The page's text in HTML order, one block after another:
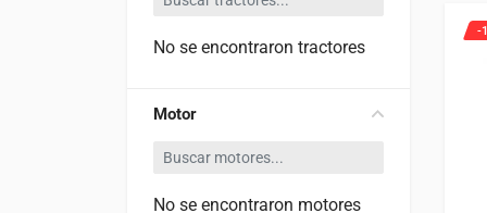
No se encontraron tractores
Motor
No se encontraron motores
-